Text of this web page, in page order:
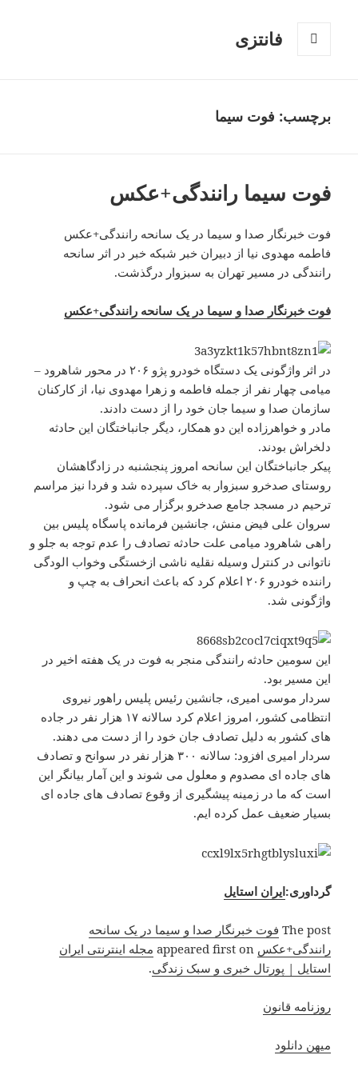
فانتزی
برچسب: فوت سیما
فوت سیما رانندگی+عکس
فوت خبرنگار صدا و سیما در یک سانحه رانندگی+عکس
فاطمه مهدوی نیا از دبیران خبر شبکه خبر در اثر سانحه
رانندگی در مسیر تهران به سبزوار درگذشت.
فوت خبرنگار صدا و سیما در یک سانحه رانندگی+عکس
در اثر واژگونی یک دستگاه خودرو پژو ۲۰۶ در محور شاهرود –
میامی چهار نفر از جمله فاطمه و زهرا مهدوی نیا، از کارکنان
سازمان صدا و سیما جان خود را از دست دادند.
مادر و خواهرزاده این دو همکار، دیگر جانباختگان این حادثه
دلخراش بودند.
پیکر جانباختگان این سانحه امروز پنجشنبه در زادگاهشان
روستای صدخرو سبزوار به خاک سپرده شد و فردا نیز مراسم
ترحیم در مسجد جامع صدخرو برگزار می شود.
سروان علی فیض منش، جانشین فرمانده پاسگاه پلیس بین
راهی شاهرود میامی علت حادثه تصادف را عدم توجه به جلو و
ناتوانی در کنترل وسیله نقلیه ناشی ازخستگی وخواب الودگی
راننده خودرو ۲۰۶ اعلام کرد که باعث انحراف به چپ و
واژگونی شد.
این سومین حادثه رانندگی منجر به فوت در یک هفته اخیر در
این مسیر بود.
سردار موسی امیری، جانشین رئیس پلیس راهور نیروی
انتظامی کشور، امروز اعلام کرد سالانه ۱۷ هزار نفر در جاده
های کشور به دلیل تصادف جان خود را از دست می دهند.
سردار امیری افزود: سالانه ۳۰۰ هزار نفر در سوانح و تصادف
های جاده ای مصدوم و معلول می شوند و این آمار بیانگر این
است که ما در زمینه پیشگیری از وقوع تصادف های جاده ای
بسیار ضعیف عمل کرده ایم.
گرداوری:ایران استایل
The post فوت خبرنگار صدا و سیما در یک سانحه
رانندگی+عکس appeared first on
مجله اینترنتی ایران
استایل | پورتال خبری و سبک زندگی.
روزنامه قانون
میهن دانلود